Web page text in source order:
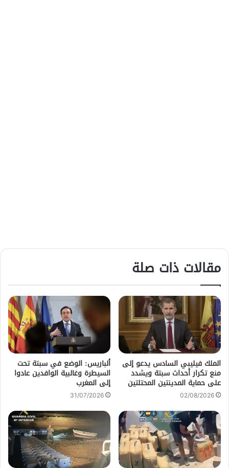
مقالات ذات صلة
الملك فيليبي السادس يدعو إلى
منع تكرار أحداث سبتة ويشدد
على حماية المدينتين المحتلتين
02/08/2026
ألباريس: الوضع في سبتة تحت
السيطرة وغالبية الوافدين عادوا
إلى المغرب
31/07/2026